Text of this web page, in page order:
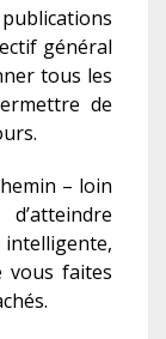
général
tous les
de
– loin
intelligente,
vous faites